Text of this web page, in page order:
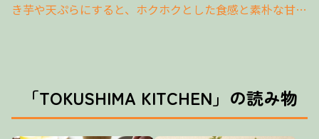
き芋や天ぷらにすると、ホクホクとした食感と素朴な甘さ
黄金色をしている芋を金時（きんとき）芋と呼んでいたこ
とから、「なると金時」と名づけられたんだとか。
「TOKUSHIMA KITCHEN」の読み物